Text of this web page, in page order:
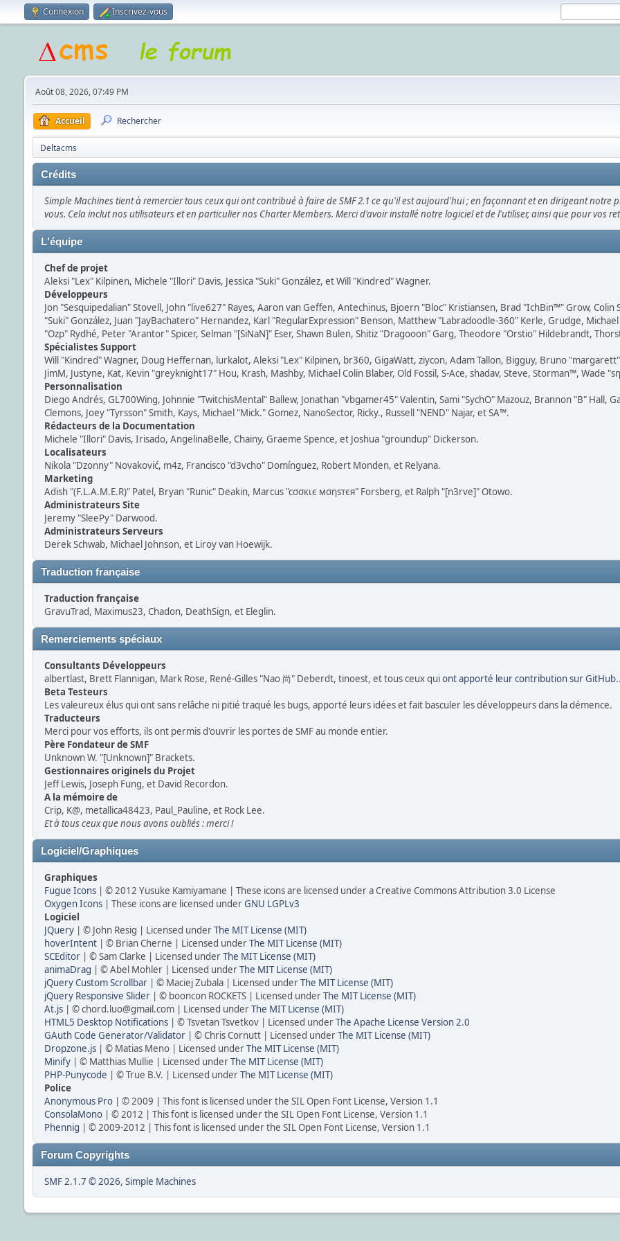
Connexion Inscrivez-vous
Août 08, 2026, 07:49 PM
Accueil Rechercher
Deltacms
Crédits
Simple Machines tient à remercier tous ceux qui ont contribué à faire de SMF 2.1 ce qu'il est aujourd'hui ; en façonnant et en dirigeant notre
vous. Cela inclut nos utilisateurs et en particulier nos Charter Members. Merci d'avoir installé notre logiciel et de l'utiliser, ainsi que pour vos
L'équipe
Chef de projet
Aleksi "Lex" Kilpinen, Michele "Illori" Davis, Jessica "Suki" González, et Will "Kindred" Wagner.
Développeurs
Jon "Sesquipedalian" Stovell, John "live627" Rayes, Aaron van Geffen, Antechinus, Bjoern "Bloc" Kristiansen, Brad "IchBin™" Grow, Colin
"Suki" González, Juan "JayBachatero" Hernandez, Karl "RegularExpression" Benson, Matthew "Labradoodle-360" Kerle, Grudge,
"Ozp" Rydhé, Peter "Arantor" Spicer, Selman "[SiNaN]" Eser, Shawn Bulen, Shitiz "Dragooon" Garg, Theodore "Orstio" Hildebrandt,
Spécialistes Support
Will "Kindred" Wagner, Doug Heffernan, lurkalot, Aleksi "Lex" Kilpinen, br360, GigaWatt, ziycon, Adam Tallon, Bigguy, Bruno
JimM, Justyne, Kat, Kevin "greyknight17" Hou, Krash, Mashby, Michael Colin Blaber, Old Fossil, S-Ace, shadav, Steve, Storman™, Wade
Personnalisation
Diego Andrés, GL700Wing, Johnnie "TwitchisMental" Ballew, Jonathan "vbgamer45" Valentin, Sami "SychO" Mazouz, Brannon "B" Hall,
Clemons, Joey "Tyrsson" Smith, Kays, Michael "Mick." Gomez, NanoSector, Ricky., Russell "NEND" Najar, et SA™.
Rédacteurs de la Documentation
Michele "Illori" Davis, Irisado, AngelinaBelle, Chainy, Graeme Spence, et Joshua "groundup" Dickerson.
Localisateurs
Nikola "Dzonny" Novaković, m4z, Francisco "d3vcho" Domínguez, Robert Monden, et Relyana.
Marketing
Adish "(F.L.A.M.E.R)" Patel, Bryan "Runic" Deakin, Marcus "cσσкιє мσηѕтєя" Forsberg, et Ralph "[n3rve]" Otowo.
Administrateurs Site
Jeremy "SleePy" Darwood.
Administrateurs Serveurs
Derek Schwab, Michael Johnson, et Liroy van Hoewijk.
Traduction française
Traduction française
GravuTrad, Maximus23, Chadon, DeathSign, et Eleglin.
Remerciements spéciaux
Consultants Développeurs
albertlast, Brett Flannigan, Mark Rose, René-Gilles "Nao 尚" Deberdt, tinoest, et tous ceux quiont apporté leur contribution sur GitHub
Beta Testeurs
Les valeureux élus qui ont sans relâche ni pitié traqué les bugs, apporté leurs idées et fait basculer les développeurs dans la démence.
Traducteurs
Merci pour vos efforts, ils ont permis d'ouvrir les portes de SMF au monde entier.
Père Fondateur de SMF
Unknown W. "[Unknown]" Brackets.
Gestionnaires originels du Projet
Jeff Lewis, Joseph Fung, et David Recordon.
A la mémoire de
Crip, K@, metallica48423, Paul_Pauline, et Rock Lee.
Et à tous ceux que nous avons oubliés : merci !
Logiciel/Graphiques
Graphiques
Fugue Icons| © 2012 Yusuke Kamiyamane | These icons are licensed under a Creative Commons Attribution 3.0 License
Oxygen Icons| These icons are licensed underGNU LGPLv3
Logiciel
JQuery| © John Resig | Licensed underThe MIT License (MIT)
hoverIntent| © Brian Cherne | Licensed underThe MIT License (MIT)
SCEditor| © Sam Clarke | Licensed underThe MIT License (MIT)
animaDrag | © Abel Mohler | Licensed underThe MIT License (MIT)
jQuery Custom Scrollbar| © Maciej Zubala | Licensed underThe MIT License (MIT)
jQuery Responsive Slider| © booncon ROCKETS | Licensed underThe MIT License (MIT)
At.js| © chord.luo@gmail.com | Licensed underThe MIT License (MIT)
HTML5 Desktop Notifications| © Tsvetan Tsvetkov | Licensed underThe Apache License Version 2.0
GAuth Code Generator/Validator| © Chris Cornutt | Licensed underThe MIT License (MIT)
Dropzone.js| © Matias Meno | Licensed underThe MIT License (MIT)
Minify| © Matthias Mullie | Licensed underThe MIT License (MIT)
PHP-Punycode | © True B.V. | Licensed underThe MIT License (MIT)
Police
Anonymous Pro| © 2009 | This font is licensed under the SIL Open Font License, Version 1.1
ConsolaMono| © 2012 | This font is licensed under the SIL Open Font License, Version 1.1
Phennig | © 2009-2012 | This font is licensed under the SIL Open Font License, Version 1.1
Forum Copyrights
SMF 2.1.7 © 2026, Simple Machines